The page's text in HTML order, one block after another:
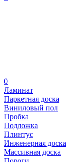
0
Ламинат
Паркетная доска
Виниловый пол
Пробка
Подложка
Плинтус
Инженерная доска
Массивная доска